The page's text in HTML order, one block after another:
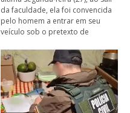
da faculdade, ela foi convencida
pelo homem a entrar em seu
veículo sob o pretexto de